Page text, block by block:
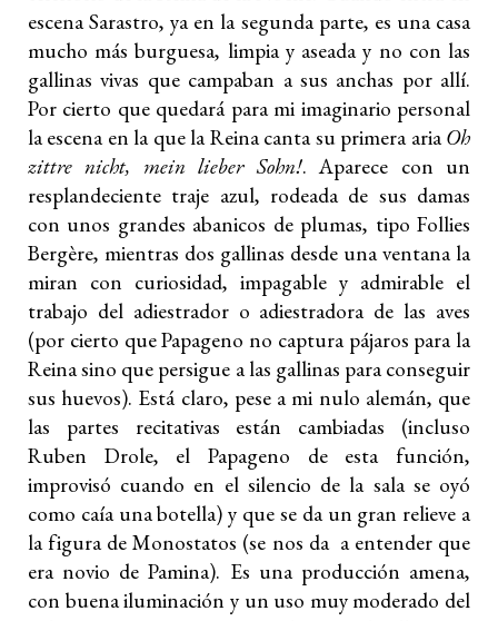
escena Sarastro, ya en la segunda parte, es una casa
mucho más burguesa, limpia y aseada y no con las
gallinas vivas que campaban a sus anchas por allí.
Por cierto que quedará para mi imaginario personal
la escena en la que la Reina canta su primera aria Oh
zittre nicht, mein lieber Sohn!. Aparece con un
resplandeciente traje azul, rodeada de sus damas
con unos grandes abanicos de plumas, tipo Follies
Bergère, mientras dos gallinas desde una ventana la
miran con curiosidad, impagable y admirable el
trabajo del adiestrador o adiestradora de las aves
(por cierto que Papageno no captura pájaros para la
Reina sino que persigue a las gallinas para conseguir
sus huevos). Está claro, pese a mi nulo alemán, que
las partes recitativas están cambiadas (incluso
Ruben Drole, el Papageno de esta función,
improvisó cuando en el silencio de la sala se oyó
como caía una botella) y que se da un gran relieve a
la figura de Monostatos (se nos da a entender que
era novio de Pamina). Es una producción amena,
con buena iluminación y un uso muy moderado del